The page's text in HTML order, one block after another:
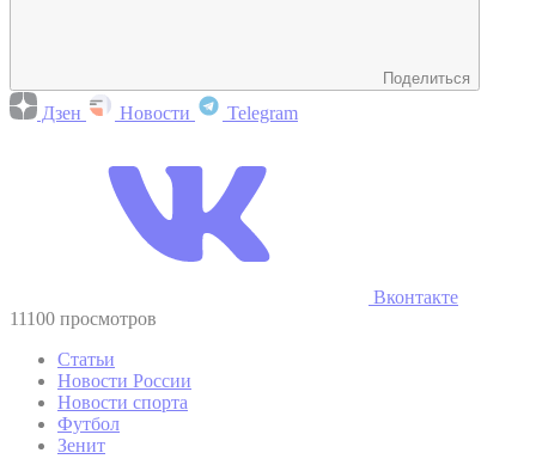
Поделиться
Дзен Новости Telegram
Вконтакте
11100 просмотров
Статьи
Новости России
Новости спорта
Футбол
Зенит